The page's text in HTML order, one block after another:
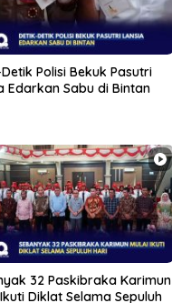
Polisi Bekuk Pasutri
Edarkan Sabu di Bintan
32 Paskibraka Karimun
Diklat Selama Sepuluh